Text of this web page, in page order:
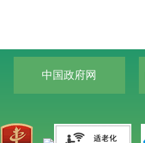
中国政府网